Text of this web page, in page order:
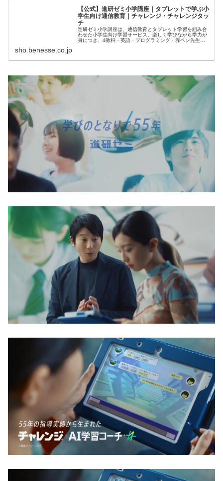
【公式】進研ゼミ小学講座｜タブレットで学ぶ小
学生向け通信教育｜チャレンジ・チャレンジタッ
チ
進研ゼミ小学講座は、通信教育とタブレット学習を組み合
わせた小学生向け学習サービス。楽しく学びながら学力が
身につき、4教科・英語・プログラミング・赤ペン先生の
sho.benesse.co.jp